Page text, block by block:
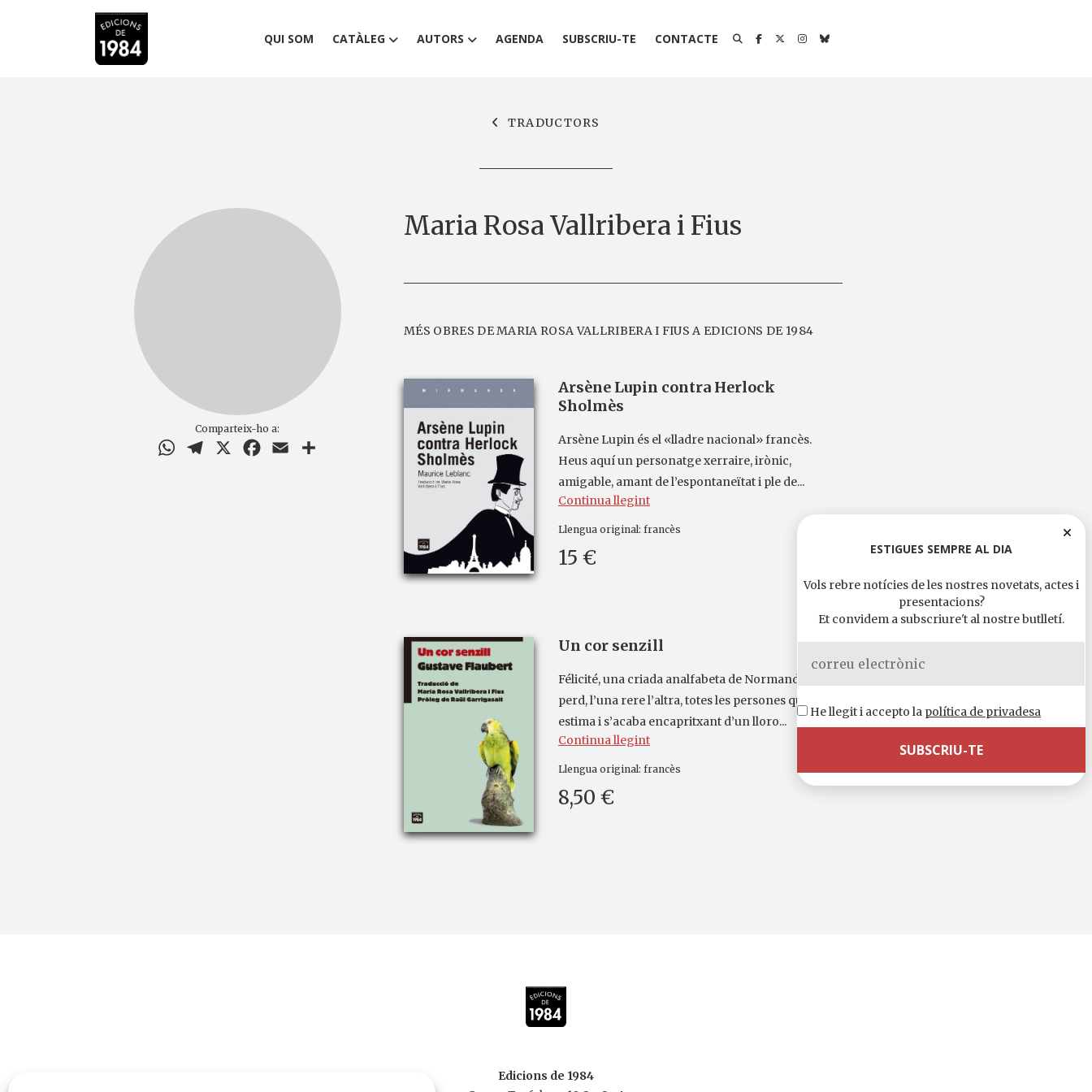
QUI SOM CATÀLEG AUTORS AGENDA SUBSCRIU-TE CONTACTE
TRADUCTORS
Comparteix-ho a:
WhatsAppTelegram Facebook
Email
Maria Rosa Vallribera i Fius
MÉS OBRES DE MARIA ROSA VALLRIBERA I FIUS A EDICIONS DE 1984
Arsène Lupin contra Herlock
Sholmès
Arsène Lupin és el «lladre nacional» francès.
Heus aquí un personatge xerraire, irònic,
amigable, amant de l’espontaneïtat i ple de...
Continua llegint
Llengua original: francès
15 €
Un cor senzill
Félicité, una criada analfabeta de Normandia,
perd, l’una rere l’altra, totes les persones que
estima i s’acaba encapritxant d’un lloro...
Continua llegint
Llengua original: francès
8,50 €
Edicions de 1984
ESTIGUES SEMPRE AL DIA
Vols rebre notícies de les nostres novetats, actes i
presentacions?
Et convidem a subscriure't al nostre butlletí.
He llegit i accepto la política de privadesa